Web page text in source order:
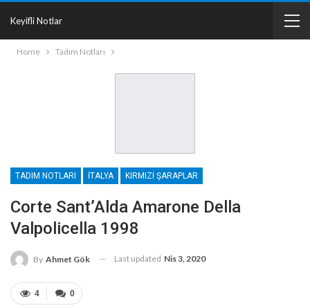
Keyifli Notlar
Home Tadım Notları
TADIM NOTLARI İTALYA KIRMIZI ŞARAPLAR
Corte Sant’Alda Amarone Della
Valpolicella 1998
By Ahmet Gök Last updated Nis 3, 2020
0
4